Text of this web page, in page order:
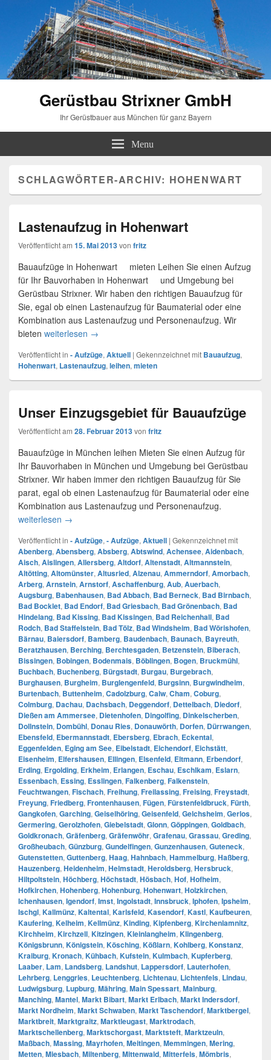
Gerüstbau Strixner GmbH
Ihr Gerüstbauer aus München für ganz Bayern
Menu
SCHLAGWÖRTER-ARCHIV: HOHENWART
Lastenaufzug in Hohenwart
Veröffentlicht am 15. Mai 2013von fritz
Bauaufzüge in Hohenwart mieten Leihen Sie einen Aufzug
für Ihr Bauvorhaben in Hohenwart und Umgebung bei
Gerüstbau Strixner. Wir haben den richtigen Bauaufzug für
Sie, egal ob einen Lastenaufzug für Baumaterial oder eine
Kombination aus Lastenaufzug und Personenaufzug. Wir
bieten weiterlesen Lastenaufzug in Hohenwart
→
Veröffentlicht in - Aufzüge, Aktuell | Gekennzeichnet mit Bauaufzug,
Hohenwart, Lastenaufzug, leihen, mieten
Unser Einzugsgebiet für Bauaufzüge
Veröffentlicht am 28. Februar 2013von fritz
Bauaufzüge in München leihen Mieten Sie einen Aufzug für
Ihr Bauvorhaben in München und Umgebung bei Gerüstbau
Strixner. Wir haben immer den richtigen Bauaufzug für Sie
parat, egal ob einen Lastenaufzug für Baumaterial oder eine
Kombination aus Lastenaufzug und Personenaufzug.
weiterlesen Unser Einzugsgebiet für Bauaufzüge
→
Veröffentlicht in - Aufzüge, - Aufzüge, Aktuell | Gekennzeichnet mit
Abenberg, Abensberg, Absberg, Abtswind, Achensee, Aidenbach,
Aisch, Aislingen, Allersberg, Altdorf, Altenstadt, Altmannstein,
Altötting, Altomünster, Altusried, Alzenau, Ammerndorf, Amorbach,
Arberg, Arnstein, Arnstorf, Aschaffenburg, Aub, Auerbach,
Augsburg, Babenhausen, Bad Abbach, Bad Berneck, Bad Birnbach,
Bad Bocklet, Bad Endorf, Bad Griesbach, Bad Grönenbach, Bad
Hindelang, Bad Kissing, Bad Kissingen, Bad Reichenhall, Bad
Rodch, Bad Staffelstein, Bad Tölz, Bad Windsheim, Bad Wörishofen,
Bärnau, Baiersdorf, Bamberg, Baudenbach, Baunach, Bayreuth,
Beratzhausen, Berching, Berchtesgaden, Betzenstein, Biberach,
Bissingen, Bobingen, Bodenmais, Böblingen, Bogen, Bruckmühl,
Buchbach, Buchenberg, Bürgstadt, Burgau, Burgebrach,
Burghausen, Burgheim, Burglengenfeld, Burgsinn, Burgwindheim,
Burtenbach, Buttenheim, Cadolzburg, Calw, Cham, Coburg,
Colmburg, Dachau, Dachsbach, Deggendorf, Dettelbach, Diedorf,
Dießen am Ammersee, Dietenhofen, Dingolfing, Dinkelscherben,
Dollnstein, Dombühl, Donau Ries, Donauwörth, Dorfen, Dürrwangen,
Ebensfeld, Ebermannstadt, Ebersberg, Ebrach, Eckental,
Eggenfelden, Eging am See, Eibelstadt, Eichendorf, Eichstätt,
Eisenheim, Elfershausen, Ellingen, Elsenfeld, Eltmann, Erbendorf,
Erding, Ergolding, Erkheim, Erlangen, Eschau, Eschlkam, Eslarn,
Essenbach, Essing, Esslingen, Falkenberg, Falkenstein,
Feuchtwangen, Fischach, Freihung, Freilassing, Freising, Freystadt,
Freyung, Friedberg, Frontenhausen, Fügen, Fürstenfeldbruck, Fürth,
Gangkofen, Garching, Geiselhöring, Geisenfeld, Gelchsheim, Gerlos,
Germering, Gerolzhofen, Giebelstadt, Glonn, Göppingen, Goldbach,
Goldkronach, Gräfenberg, Gräfenwöhr, Grafenau, Grassau, Greding,
Großheubach, Günzburg, Gundelfingen, Gunzenhausen, Guteneck,
Gutenstetten, Guttenberg, Haag, Hahnbach, Hammelburg, Haßberg,
Hauzenberg, Heidenheim, Helmstadt, Heroldsberg, Hersbruck,
Hiltpoltstein, Höchberg, Höchstadt, Hösbach, Hof, Hofheim,
Hofkirchen, Hohenberg, Hohenburg, Hohenwart, Holzkirchen,
Ichenhausen, Igendorf, Imst, Ingolstadt, Innsbruck, Iphofen, Ipsheim,
Ischgl, Kallmünz, Kaltental, Karlsfeld, Kasendorf, Kastl, Kaufbeuren,
Kaufering, Kelheim, Kellmünz, Kinding, Kipfenberg, Kirchenlamnitz,
Kirchheim, Kirchzell, Kitzingen, Kleinlangheim, Klingenberg,
Königsbrunn, Königstein, Kösching, Kößlarn, Kohlberg, Konstanz,
Kraiburg, Kronach, Kühbach, Kufstein, Kulmbach, Kupferberg,
Laaber, Lam, Landsberg, Landshut, Lappersdorf, Lauterhofen,
Lehrberg, Lenggries, Leuchtenberg, Lichtenau, Lichtenfels, Lindau,
Ludwigsburg, Lupburg, Mähring, Main Spessart, Mainburg,
Manching, Mantel, Markt Bibart, Markt Erlbach, Markt Indersdorf,
Markt Nordheim, Markt Schwaben, Markt Taschendorf, Marktbergel,
Marktbreit, Marktgraitz, Marktleugast, Marktrodach,
Marktschellenberg, Marktschorgast, Marktsteft, Marktzeuln,
Maßbach, Massing, Mayrhofen, Meitingen, Memmingen, Mering,
Metten, Miesbach, Miltenberg, Mittenwald, Mitterfels, Mömbris,